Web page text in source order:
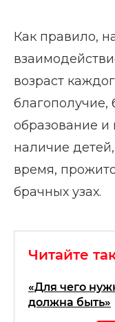
Как правило,
возраст
благополучие,
образование и
наличие
время,
брачных узах.
Читайте
«Для чего
должна быть»